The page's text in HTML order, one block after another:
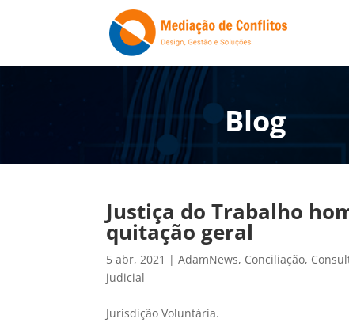
Blog
Justiça do Trabalho
quitação geral
5 abr, 2021 |AdamNews, Conciliação,
judicial
Jurisdição Voluntária.